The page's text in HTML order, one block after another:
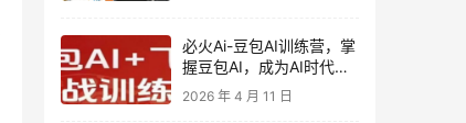
必火Ai-豆包AI训练营，掌
握豆包AI，成为AI时代的
全能型人才
2026 年 4 月 11 日